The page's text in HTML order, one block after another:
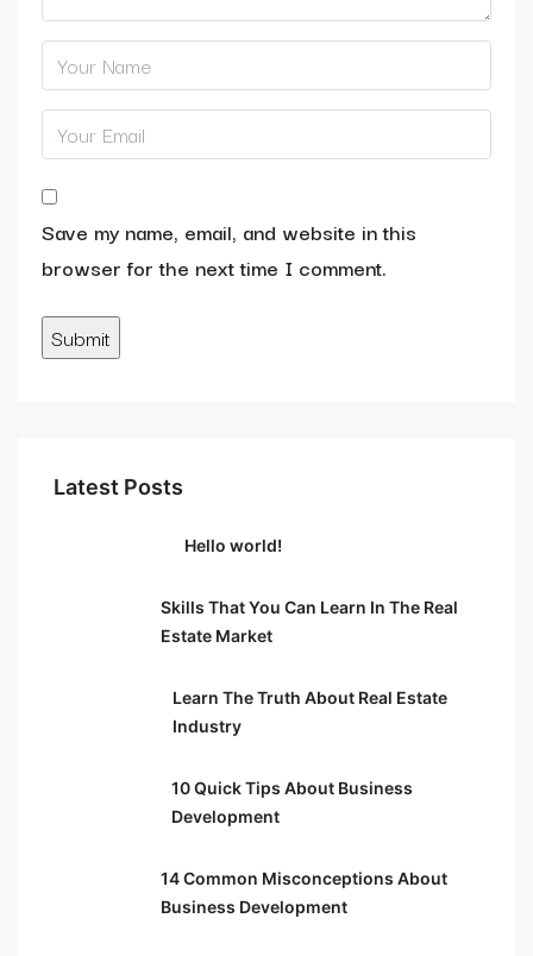
Save my name, email, and website in this
browser for the next time I comment.
Latest Posts
Hello world!
Skills That You Can Learn In The Real
Estate Market
Learn The Truth About Real Estate
Industry
10 Quick Tips About Business
Development
14 Common Misconceptions About
Business Development